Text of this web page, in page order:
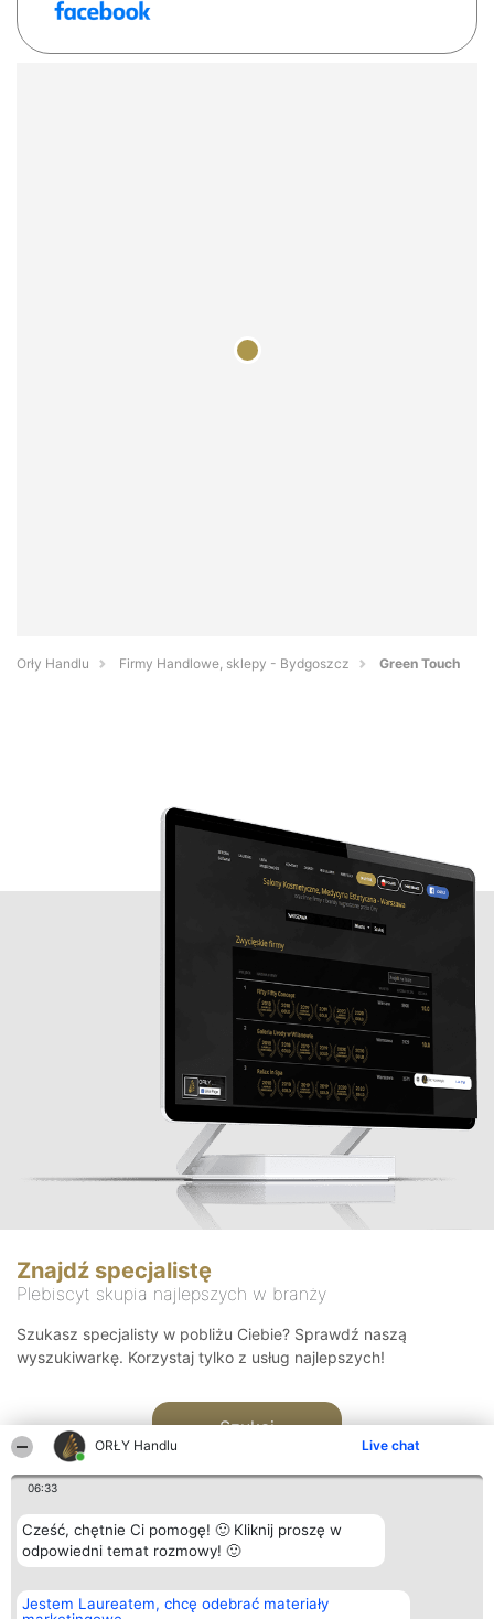
ORŁY Handlu Live chat
06:33
Cześć, chętnie Ci pomogę! 🙂 Kliknij proszę w
odpowiedni temat rozmowy! 🙂
Jestem Laureatem, chcę odebrać materiały
Orły Handlu Firmy Handlowe, sklepy - Bydgoszcz Green Touch
Znajdź specjalistę
Plebiscyt skupia najlepszych w branży
Szukasz specjalisty w pobliżu Ciebie? Sprawdź naszą
wyszukiwarkę. Korzystaj tylko z usług najlepszych!
Szukaj
Organizator plebiscytu
Bright Side Solutions sp. z o.
Plebiscyt
Laureaci
Kontakt
Kontakt